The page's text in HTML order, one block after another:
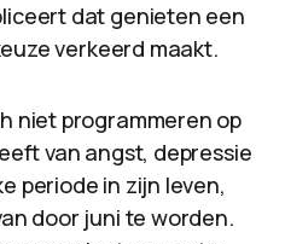
dat genieten een
verkeerd maakt.
niet programmeren op
van angst, depressie
periode in zijn leven,
door juni te worden.